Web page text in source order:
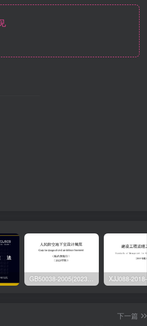
GB50038-2005(2023版)–人民防空地下室设计规范
下一篇